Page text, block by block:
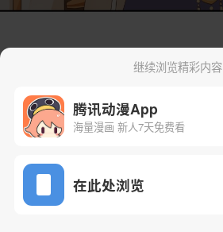
继续浏览精彩内容
腾讯动漫App
海量漫画 新人7天免费看
在此处浏览